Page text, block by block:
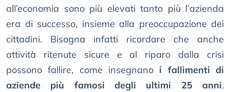
all’economia sono più elevati tanto più l’azienda
era di successo, insieme alla preoccupazione dei
cittadini. Bisogna infatti ricordare che anche
attività ritenute sicure e al riparo dalla crisi
possono fallire, come insegnano i fallimenti di
aziende più famosi degli ultimi 25 anni.